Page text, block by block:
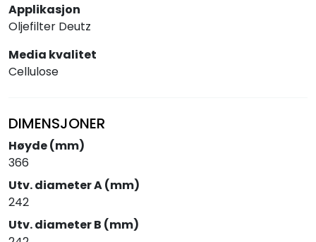
Applikasjon
Oljefilter Deutz
Media kvalitet
Cellulose
DIMENSJONER
Høyde (mm)
366
Utv. diameter A (mm)
242
Utv. diameter B (mm)